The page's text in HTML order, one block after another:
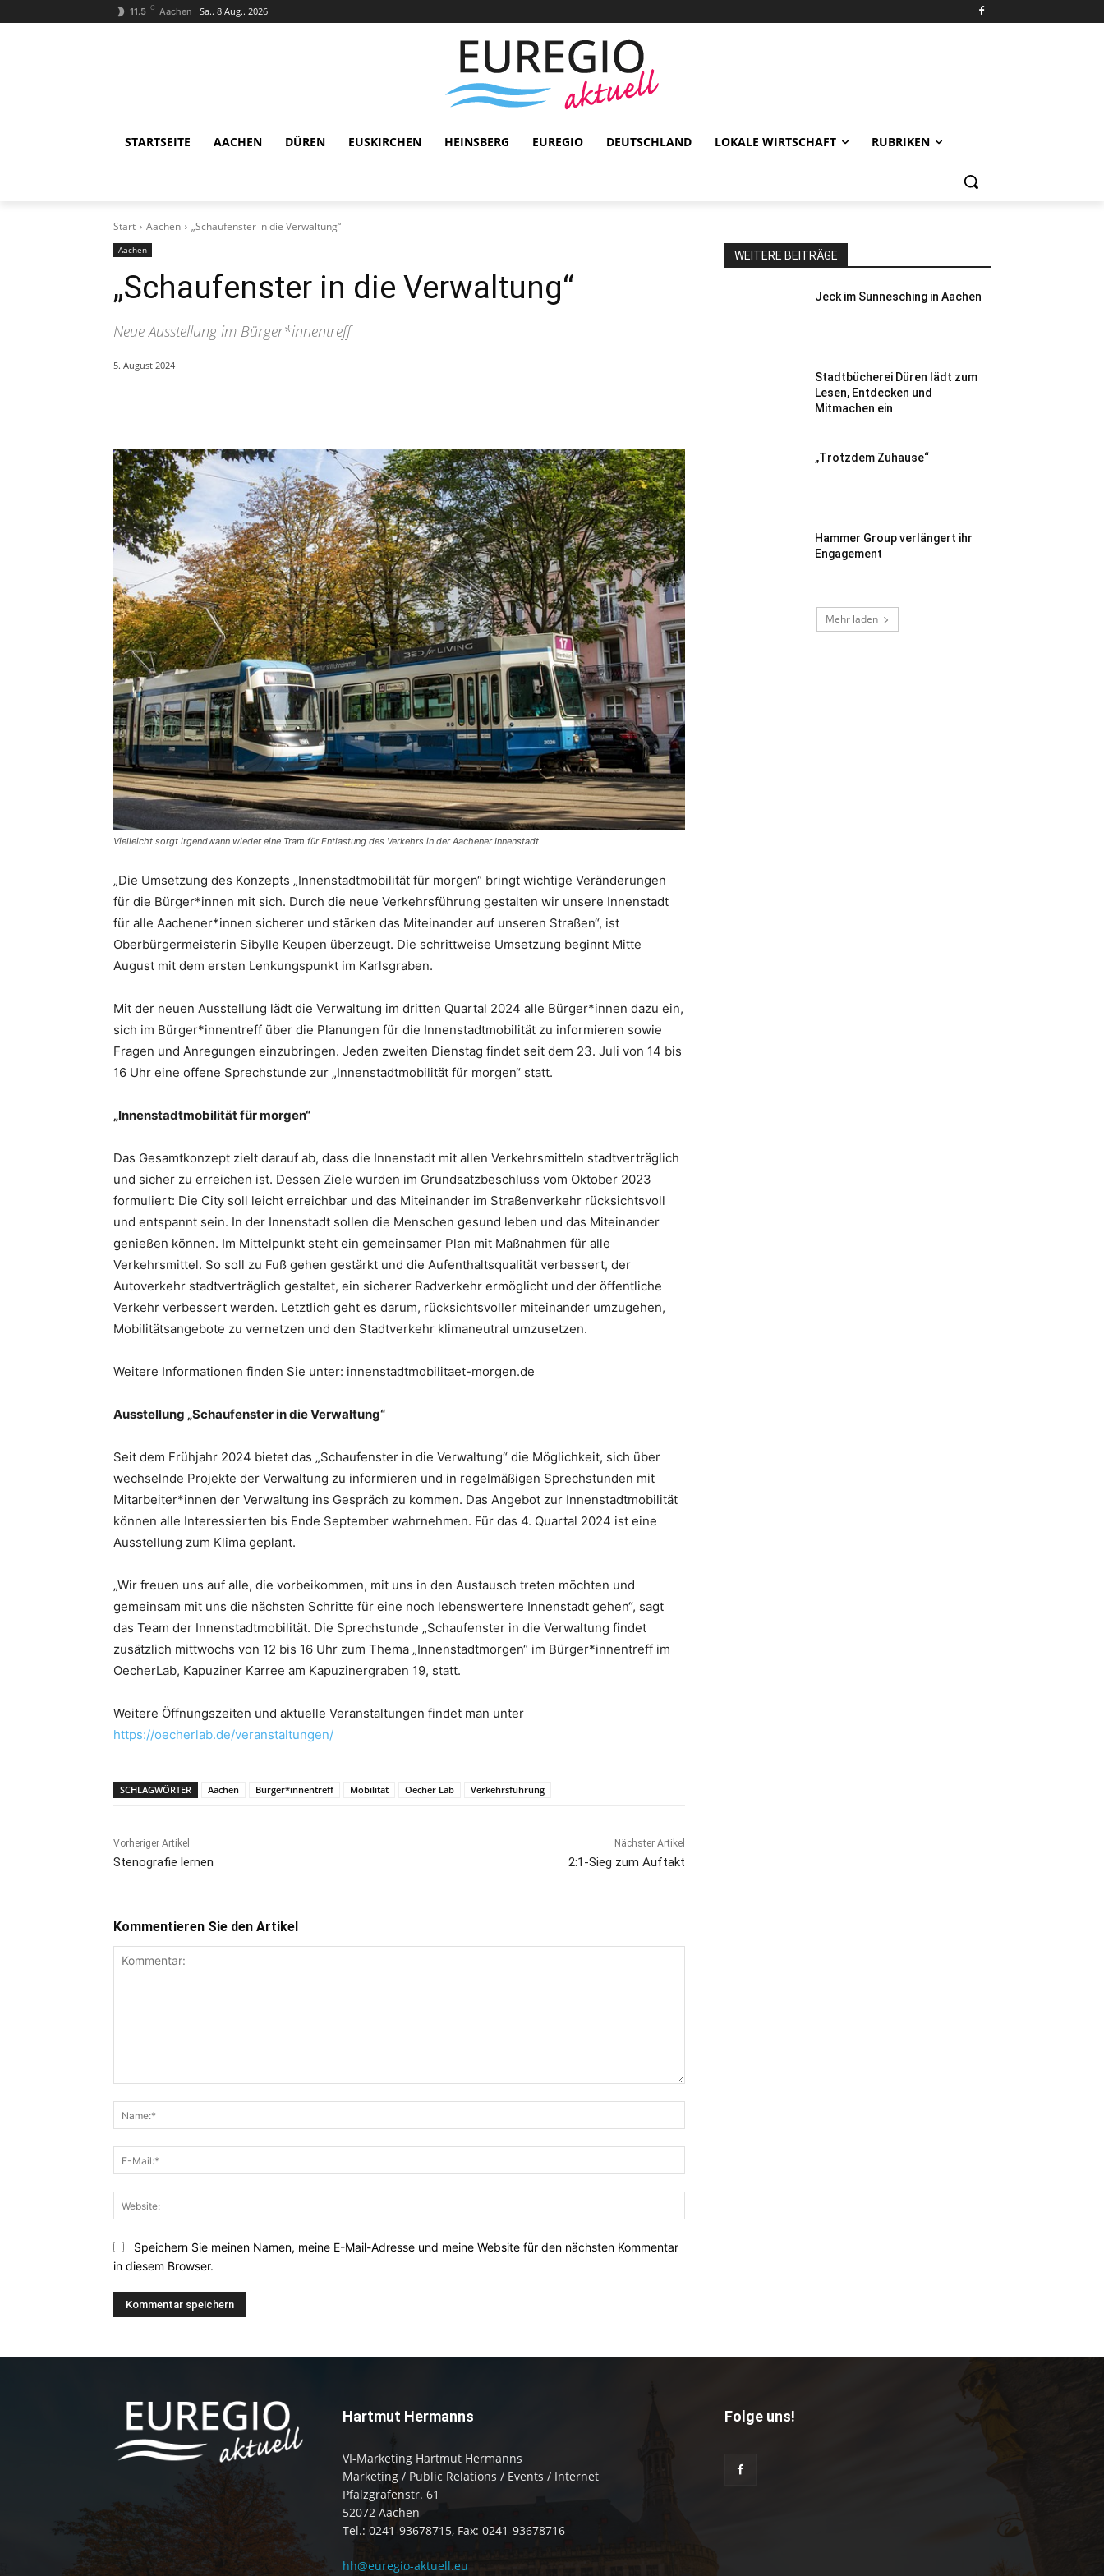
11.5 C Aachen Sa.. 8 Aug.. 2026
STARTSEITE AACHEN DÜREN EUSKIRCHEN HEINSBERG EUREGIO DEUTSCHLAND LOKALE WIRTSCHAFT RUBRIKEN
Start Aachen „Schaufenster in die Verwaltung“
Aachen
„Schaufenster in die Verwaltung“
Neue Ausstellung im Bürger*innentreff
5. August 2024
Vielleicht sorgt irgendwann wieder eine Tram für Entlastung des Verkehrs in der Aachener Innenstadt
„Die Umsetzung des Konzepts „Innenstadtmobilität für morgen“ bringt wichtige Veränderungen
für die Bürger*innen mit sich. Durch die neue Verkehrsführung gestalten wir unsere Innenstadt
für alle Aachener*innen sicherer und stärken das Miteinander auf unseren Straßen“, ist
Oberbürgermeisterin Sibylle Keupen überzeugt. Die schrittweise Umsetzung beginnt Mitte
August mit dem ersten Lenkungspunkt im Karlsgraben.
Mit der neuen Ausstellung lädt die Verwaltung im dritten Quartal 2024 alle Bürger*innen dazu ein,
sich im Bürger*innentreff über die Planungen für die Innenstadtmobilität zu informieren sowie
Fragen und Anregungen einzubringen. Jeden zweiten Dienstag findet seit dem 23. Juli von 14 bis
16 Uhr eine offene Sprechstunde zur „Innenstadtmobilität für morgen“ statt.
„Innenstadtmobilität für morgen“
Das Gesamtkonzept zielt darauf ab, dass die Innenstadt mit allen Verkehrsmitteln stadtverträglich
und sicher zu erreichen ist. Dessen Ziele wurden im Grundsatzbeschluss vom Oktober 2023
formuliert: Die City soll leicht erreichbar und das Miteinander im Straßenverkehr rücksichtsvoll
und entspannt sein. In der Innenstadt sollen die Menschen gesund leben und das Miteinander
genießen können. Im Mittelpunkt steht ein gemeinsamer Plan mit Maßnahmen für alle
Verkehrsmittel. So soll zu Fuß gehen gestärkt und die Aufenthaltsqualität verbessert, der
Autoverkehr stadtverträglich gestaltet, ein sicherer Radverkehr ermöglicht und der öffentliche
Verkehr verbessert werden. Letztlich geht es darum, rücksichtsvoller miteinander umzugehen,
Mobilitätsangebote zu vernetzen und den Stadtverkehr klimaneutral umzusetzen.
Weitere Informationen finden Sie unter: innenstadtmobilitaet-morgen.de
Ausstellung „Schaufenster in die Verwaltung“
Seit dem Frühjahr 2024 bietet das „Schaufenster in die Verwaltung“ die Möglichkeit, sich über
wechselnde Projekte der Verwaltung zu informieren und in regelmäßigen Sprechstunden mit
Mitarbeiter*innen der Verwaltung ins Gespräch zu kommen. Das Angebot zur Innenstadtmobilität
können alle Interessierten bis Ende September wahrnehmen. Für das 4. Quartal 2024 ist eine
Ausstellung zum Klima geplant.
„Wir freuen uns auf alle, die vorbeikommen, mit uns in den Austausch treten möchten und
gemeinsam mit uns die nächsten Schritte für eine noch lebenswertere Innenstadt gehen“, sagt
das Team der Innenstadtmobilität. Die Sprechstunde „Schaufenster in die Verwaltung findet
zusätzlich mittwochs von 12 bis 16 Uhr zum Thema „Innenstadtmorgen“ im Bürger*innentreff im
OecherLab, Kapuziner Karree am Kapuzinergraben 19, statt.
Weitere Öffnungszeiten und aktuelle Veranstaltungen findet man unter
https://oecherlab.de/veranstaltungen/
SCHLAGWÖRTER Aachen Bürger*innentreff Mobilität Oecher Lab Verkehrsführung
Vorheriger Artikel
Stenografie lernen
Nächster Artikel
2:1-Sieg zum Auftakt
Kommentieren Sie den Artikel
Mail:*
Speichern Sie meinen Namen, meine E-Mail-Adresse und meine Website für den nächsten Kommentar
in diesem Browser.
WEITERE BEITRÄGE
Jeck im Sunnesching in Aachen
Stadtbücherei Düren lädt zum
Lesen, Entdecken und
Mitmachen ein
„Trotzdem Zuhause“
Hammer Group verlängert ihr
Engagement
Mehr laden
Hartmut Hermanns
VI-Marketing Hartmut Hermanns
Marketing / Public Relations / Events / Internet
Pfalzgrafenstr. 61
52072 Aachen
Tel.: 0241-93678715, Fax: 0241-93678716
hh@euregio-aktuell.eu
Folge uns!